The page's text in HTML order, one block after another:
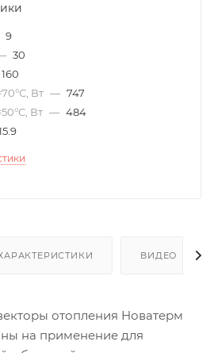
9
30
160
Вт — 747
Вт — 484
ВИДЕО (6)
отопления Новатерм
на применение для